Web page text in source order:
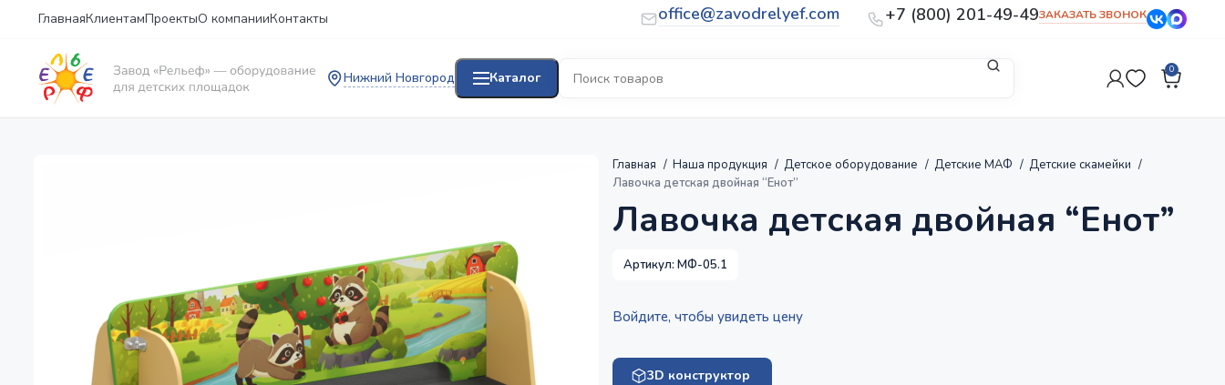
ГлавнаяКлиентамПроектыО компанииКонтакты office@zavodrelyef.com +7 (800) 201-49-49ЗАКАЗАТЬ ЗВОНОК
Нижний Новгород Каталог 0
Главная Наша продукция Детское оборудование Детские МАФ
Детские скамейки
Лавочка детская двойная “Енот”
Лавочка детская двойная “Енот”
Артикул: МФ-05.1
Войдите, чтобы увидеть цену
3D конструктор